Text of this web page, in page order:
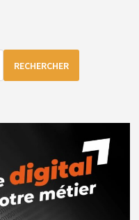
RECHERCHER